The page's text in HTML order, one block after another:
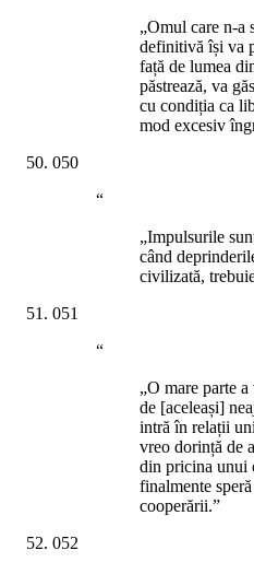
„Omul care n-a
definitivă își va
față de lumea
păstrează, va
cu condiția ca
mod excesiv
050
“
„Impulsurile
când
civilizată,
051
“
„O mare parte
de [aceleași]
intră în relații
vreo dorință de
din pricina unui
finalmente
cooperării.”
052